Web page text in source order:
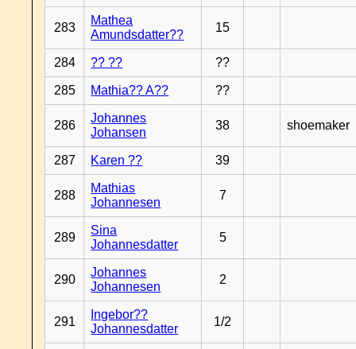
283
Mathea
Amundsdatter??
15
284 ?? ?? ??
285 Mathia?? A?? ??
286
Johannes
Johansen
38 shoemaker
287 Karen ?? 39
288
Mathias
Johannesen
7
289
Sina
Johannesdatter
5
290
Johannes
Johannesen
2
291
Ingebor??
Johannesdatter
1/2